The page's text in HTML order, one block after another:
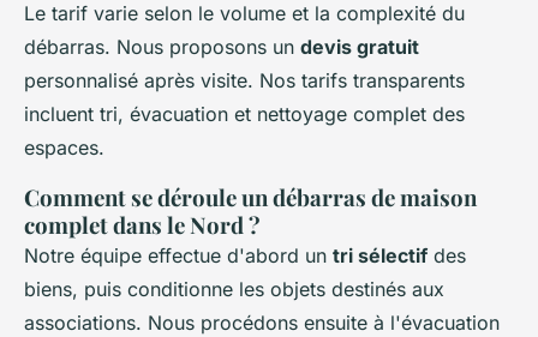
Le tarif varie selon le volume et la complexité du
débarras. Nous proposons un devis gratuit
personnalisé après visite. Nos tarifs transparents
incluent tri, évacuation et nettoyage complet des
espaces.
Comment se déroule un débarras de maison
complet dans le Nord ?
Notre équipe effectue d'abord un tri sélectif des
biens, puis conditionne les objets destinés aux
associations. Nous procédons ensuite à l'évacuation